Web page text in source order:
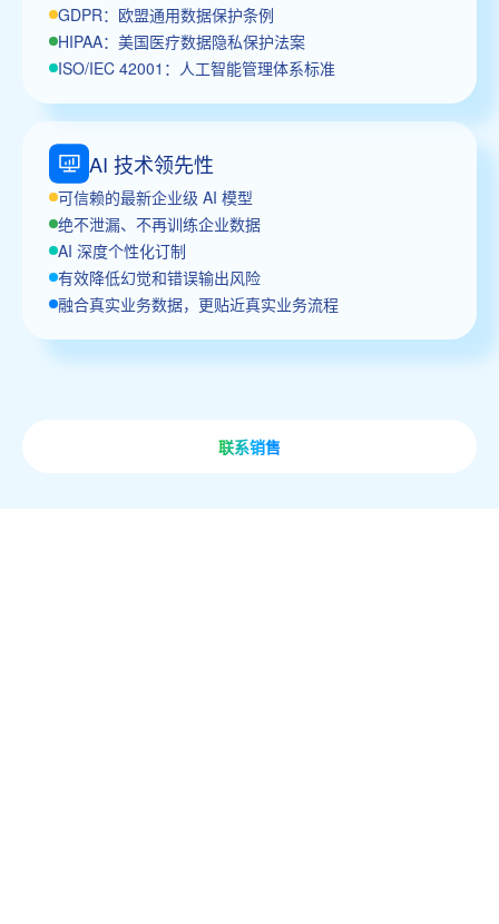
GDPR：欧盟通用数据保护条例
HIPAA：美国医疗数据隐私保护法案
ISO/IEC 42001：人工智能管理体系标准
AI 技术领先性
可信赖的最新企业级 AI 模型
绝不泄漏、不再训练企业数据
AI 深度个性化订制
有效降低幻觉和错误输出风险
融合真实业务数据，更贴近真实业务流程
联系销售